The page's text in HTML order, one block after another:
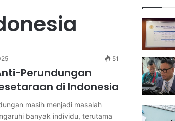
51
Perundungan
di Indonesia
masih menjadi masalah
banyak individu, terutama